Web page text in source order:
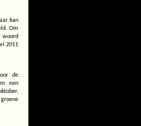
kan
Om
woord
2011
de
een